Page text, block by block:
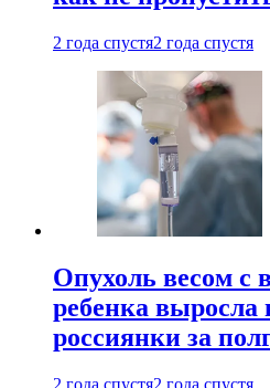
2 года спустя2 года спустя
Опухоль весом с
ребенка выросла
россиянки за
2 года спустя2 года спустя